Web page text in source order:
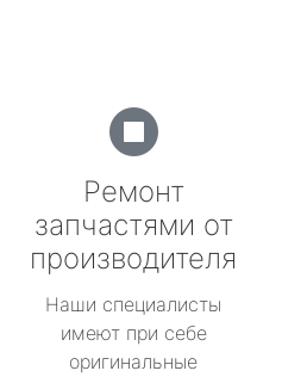
Ремонт
запчастями от
производителя
Наши специалисты
имеют при себе
оригинальные